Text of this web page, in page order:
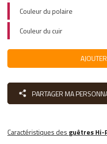
Couleur du polaire
Couleur du cuir
PARTAGER MA
Caractéristiques des guêtres